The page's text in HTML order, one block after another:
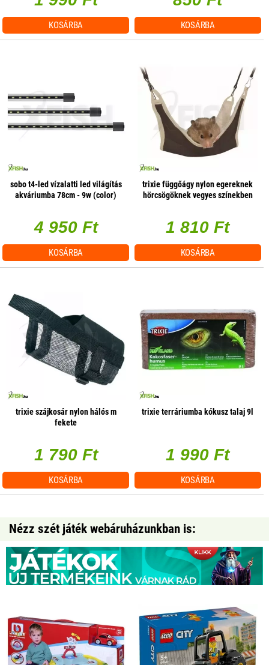
KOSÁRBA KOSÁRBA
sobo t4-led vízalatti led világítás
akváriumba 78cm - 9w (color)
4 950 Ft
KOSÁRBA
trixie függőágy nylon egereknek
hörcsögöknek vegyes színekben
1 810 Ft
KOSÁRBA
trixie szájkosár nylon hálós m
fekete
1 790 Ft
KOSÁRBA
trixie terráriumba kókusz talaj 9l
1 990 Ft
KOSÁRBA
Nézz szét játék webáruházunkban is: